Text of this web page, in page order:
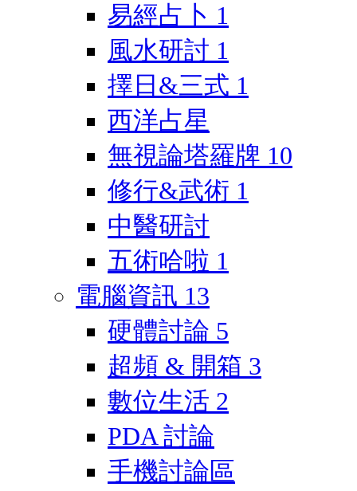
易經占卜 1
風水研討 1
擇日&三式 1
西洋占星
無視論塔羅牌 10
修行&武術 1
中醫研討
五術哈啦 1
電腦資訊 13
硬體討論 5
超頻 & 開箱 3
數位生活 2
PDA 討論
手機討論區